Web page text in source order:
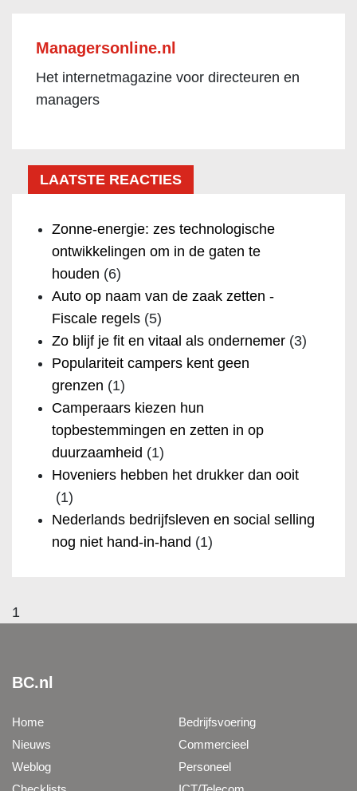
Managersonline.nl
Het internetmagazine voor directeuren en
managers
LAATSTE REACTIES
Zonne-energie: zes technologische
ontwikkelingen om in de gaten te
houden (6)
Auto op naam van de zaak zetten -
Fiscale regels (5)
Zo blijf je fit en vitaal als ondernemer (3)
Populariteit campers kent geen
grenzen (1)
Camperaars kiezen hun
topbestemmingen en zetten in op
duurzaamheid (1)
Hoveniers hebben het drukker dan ooit
(1)
Nederlands bedrijfsleven en social selling
nog niet hand-in-hand (1)
1
BC.nl
Home
Nieuws
Weblog
Bedrijfsvoering
Commercieel
Personeel